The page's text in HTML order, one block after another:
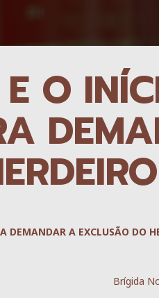
O
A EXCLUSÃO DO
Brígida